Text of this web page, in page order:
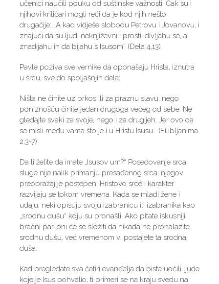
učenici naučili pouku od suštinske važnosti. Čak su i
njihovi kritičari mogli reći da je kod njih nešto
drugačije: „A kad vidješe slobodu Petrovu i Jovanovu, i
znajući da su ljudi neknjiževni i prosti, divljahu se, a
znadijahu ih da bijahu s Isusom“ (Dela 4,13).
Pavle poziva sve vernike da oponašaju Hrista, iznutra
u srcu, sve do spoljašnjih dela:
Ništa ne činite uz prkos ili za praznu slavu; nego
poniznošću činite jedan drugoga većeg od sebe. Ne
gledajte svaki za svoje, nego i za drugijeh. Jer ovo da
se misli među vama što je i u Hristu Isusu… (Filibljanima
2,3-7)
Da li želite da imate „Isusov um?“ Posedovanje srca
sluge nije nalik primanju presađenog srca; njegov
preobražaj je postepen. Hristovo srce i karakter
razvijaju se tokom vremena. Kada se mladi žene i
udaju, neki opisuju svoju izabranicu ili izabranika kao
„srodnu dušu“ koju su pronašli. Ako pitate iskusniji
bračni par, oni će se složiti da nikada ne pronalazite
srodnu dušu, već vremenom vi postajete ta srodna
duša.
Kad pregledate sva četiri evanđelja da biste uočili ljude
koje je Isus pohvalio, ti primeri se na kraju svedu na